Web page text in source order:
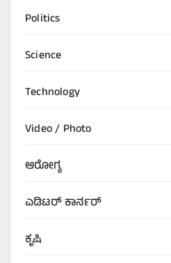
Politics
Science
Technology
Video / Photo
ಆರೋಗ್ಯ
ಎಡಿಟರ್‌ ಕಾರ್ನರ್
ಕೃಷಿ